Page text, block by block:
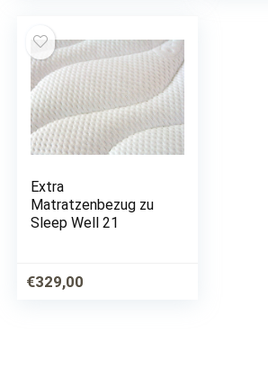
Extra
Matratzenbezug zu
Sleep Well 21
€329,00